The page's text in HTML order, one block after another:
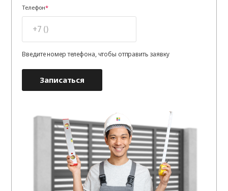
Телефон
Введите номер телефона, чтобы отправить заявку
Записаться